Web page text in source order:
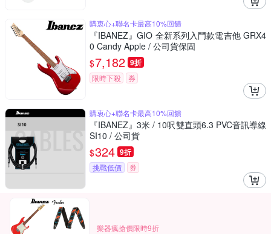
購衷心+聯名卡最高10%回饋
『IBANEZ』GIO 全新系列入門款電吉他 GRX4
0 Candy Apple / 公司貨保固
$7,182 9折
限時下殺 券
購衷心+聯名卡最高10%回饋
『IBANEZ』3米 / 10呎雙直頭6.3 PVC音訊導線
SI10 / 公司貨
$324 9折
挑戰低價 券
樂器瘋搶價限時9折